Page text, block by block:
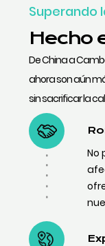
Superando
Hecho
De China a
ahora son aún
sin sacrificar la
No